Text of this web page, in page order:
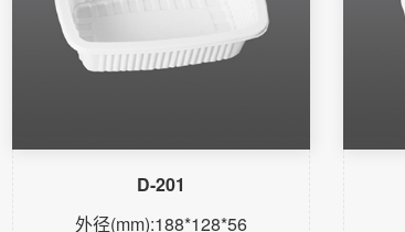
D-201
外径(mm):188*128*56